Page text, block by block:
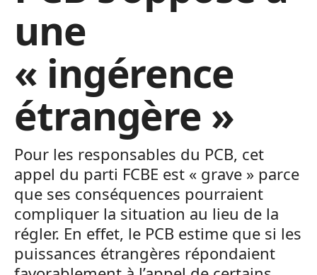
une
« ingérence
étrangère »
Pour les responsables du PCB, cet
appel du parti FCBE est « grave » parce
que ses conséquences pourraient
compliquer la situation au lieu de la
régler. En effet, le PCB estime que si les
puissances étrangères répondaient